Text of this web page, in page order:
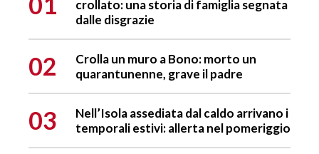
crollato: una storia di famiglia segnata
dalle disgrazie
02
Crolla un muro a Bono: morto un
quarantunenne, grave il padre
03
Nell’Isola assediata dal caldo arrivano i
temporali estivi: allerta nel pomeriggio